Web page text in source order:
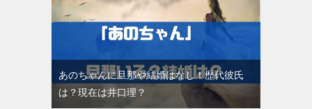
あのちゃんに旦那や結婚はなし！歴代彼氏
は？現在は井口理？